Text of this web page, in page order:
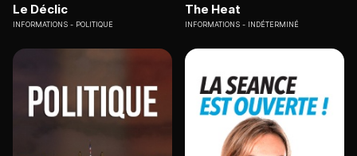
Le Déclic
INFORMATIONS POLITIQUE
The Heat
INFORMATIONS INDÉTERMINÉ